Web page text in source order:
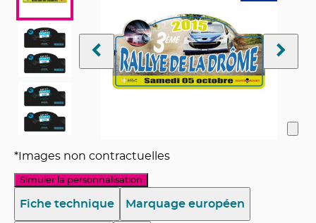
*Images non contractuelles
Simuler la personnalisation
Fiche technique Marquage européen